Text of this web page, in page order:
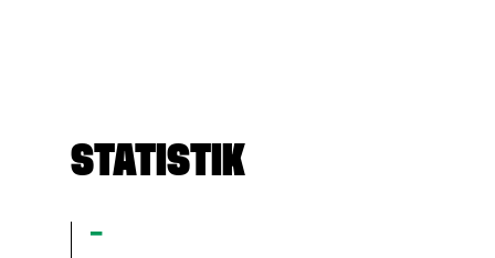
STATISTIK
–